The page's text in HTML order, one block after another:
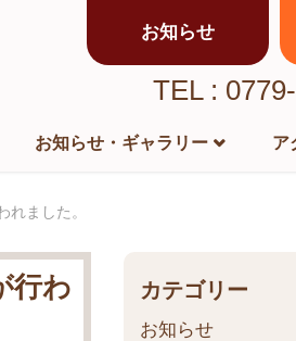
お知らせ
TEL :
お知らせ・ギャラリー ア
ました。
行わ
カテゴリー
お知らせ